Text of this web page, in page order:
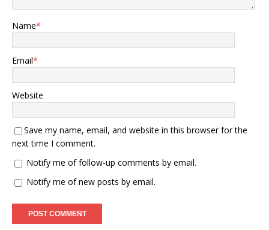
Name*
Email*
Website
Save my name, email, and website in this browser for the
next time I comment.
Notify me of follow-up comments by email.
Notify me of new posts by email.